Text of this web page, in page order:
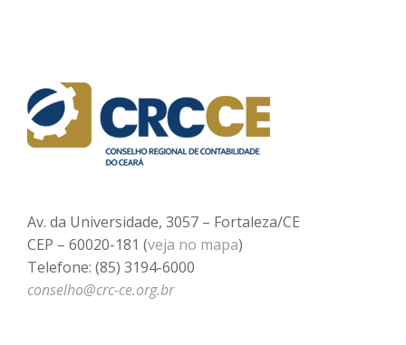
Av. da Universidade, 3057 – Fortaleza/CE
CEP – 60020-181 (veja no mapa)
Telefone: (85) 3194-6000
conselho@crc-ce.org.br